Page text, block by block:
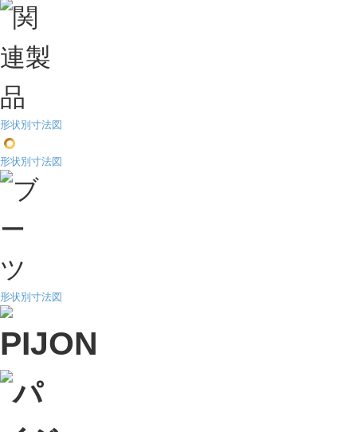
形状別寸法図
形状別寸法図
形状別寸法図